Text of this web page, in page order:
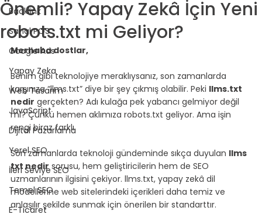
Backlink
Sanal POS
Google Ads
Yapay Zeka
Web Tasarım
JavaScript
Dijital Pazarlama
Yerel SEO
İleri Seviye SEO
Temel SEO
E-Ticaret
Önemli? Yapay Zekâ İçin Yeni
robots.txt mi Geliyor?
Merhaba dostlar,
Benim gibi teknolojiye meraklıysanız, son zamanlarda
karşınıza “llms.txt” diye bir şey çıkmış olabilir. Peki llms.txt
nedir gerçekten? Adı kulağa pek yabancı gelmiyor değil
mi? Çünkü hemen aklımıza robots.txt geliyor. Ama işin
rengi biraz farklı.
Son zamanlarda teknoloji gündeminde sıkça duyulan llms
txt nedir sorusu, hem geliştiricilerin hem de SEO
uzmanlarının ilgisini çekiyor. llms.txt, yapay zekâ dil
modellerine web sitelerindeki içerikleri daha temiz ve
anlaşılır şekilde sunmak için önerilen bir standarttır.